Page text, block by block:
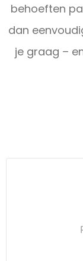
behoeften
dan
je graag –